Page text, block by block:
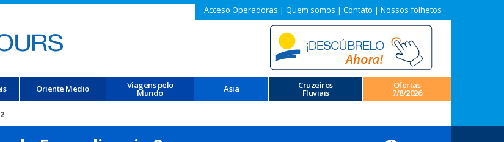
Acceso Operadoras | Quem somos | Contato | Nossos folhetos
Oriente Medio Viagens pelo
Mundo Asia Cruzeiros
Fluviais
Ofertas
7/8/2026